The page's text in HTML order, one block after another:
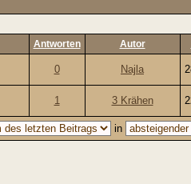
Antworten Autor
0 Najla
1 3 Krähen
in